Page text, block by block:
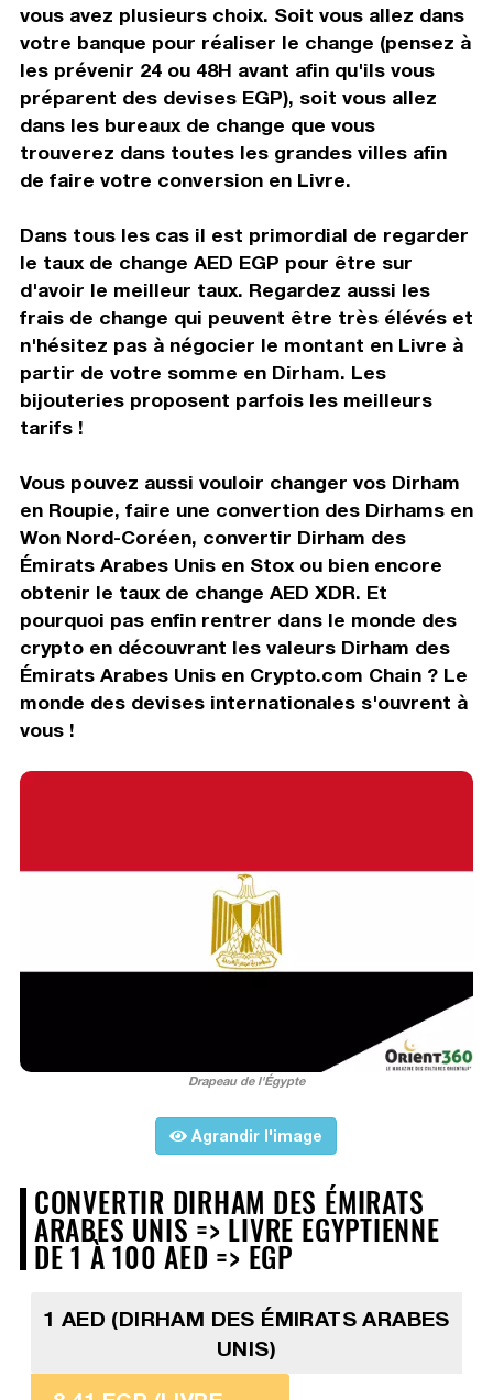
vous avez plusieurs choix. Soit vous allez dans
votre banque pour réaliser le change (pensez à
les prévenir 24 ou 48H avant afin qu'ils vous
préparent des devises EGP), soit vous allez
dans les bureaux de change que vous
trouverez dans toutes les grandes villes afin
de faire votre conversion en Livre.
Dans tous les cas il est primordial de regarder
le taux de change AED EGP pour être sur
d'avoir le meilleur taux. Regardez aussi les
frais de change qui peuvent être très élévés et
n'hésitez pas à négocier le montant en Livre à
partir de votre somme en Dirham. Les
bijouteries proposent parfois les meilleurs
tarifs !
Vous pouvez aussi vouloir changer vos Dirham
en Roupie, faire une convertion des Dirhams en
Won Nord-Coréen, convertir Dirham des
Émirats Arabes Unis en Stox ou bien encore
obtenir le taux de change AED XDR. Et
pourquoi pas enfin rentrer dans le monde des
crypto en découvrant les valeurs Dirham des
Émirats Arabes Unis en Crypto.com Chain ? Le
monde des devises internationales s'ouvrent à
vous !
Drapeau de l'Égypte
Agrandir l'image
CONVERTIR DIRHAM DES ÉMIRATS
ARABES UNIS => LIVRE EGYPTIENNE
DE 1 À 100 AED => EGP
1 AED (DIRHAM DES ÉMIRATS ARABES
UNIS)